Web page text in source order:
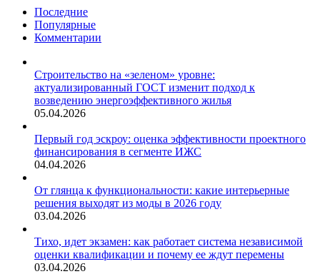
Последние
Популярные
Комментарии
Строительство на «зеленом» уровне:
актуализированный ГОСТ изменит подход к
возведению энергоэффективного жилья
05.04.2026
Первый год эскроу: оценка эффективности проектного
финансирования в сегменте ИЖС
04.04.2026
От глянца к функциональности: какие интерьерные
решения выходят из моды в 2026 году
03.04.2026
Тихо, идет экзамен: как работает система независимой
оценки квалификации и почему ее ждут перемены
03.04.2026